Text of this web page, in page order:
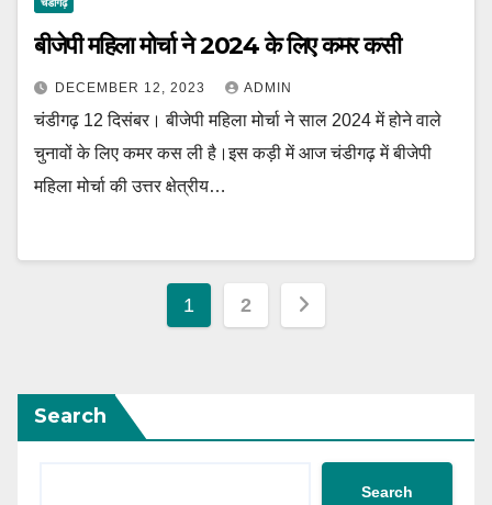
बीजेपी महिला मोर्चा ने 2024 के लिए कमर कसी
DECEMBER 12, 2023 ADMIN
चंडीगढ़ 12 दिसंबर। बीजेपी महिला मोर्चा ने साल 2024 में होने वाले
चुनावों के लिए कमर कस ली है।इस कड़ी में आज चंडीगढ़ में बीजेपी
महिला मोर्चा की उत्तर क्षेत्रीय…
Posts
1 2
Search
Search